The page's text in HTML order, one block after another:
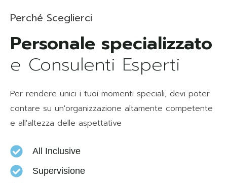
Perché Sceglierci
e Consulenti Esperti
Per rendere unici i tuoi momenti speciali, devi poter
contare su un'organizzazione altamente competente
e all'altezza delle aspettative
All Inclusive
Supervisione